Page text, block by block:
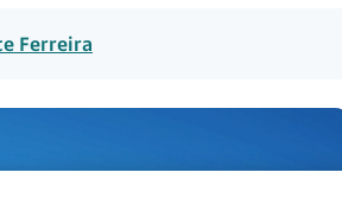
Ferreira